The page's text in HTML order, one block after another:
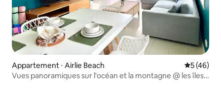
Appartement ⋅ Airlie Beach
5 (46)
Vues panoramiques sur l'océan et la montagne @ les îles